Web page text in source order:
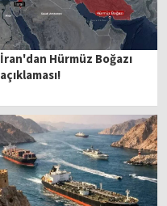
İran'dan Hürmüz Boğazı
açıklaması!